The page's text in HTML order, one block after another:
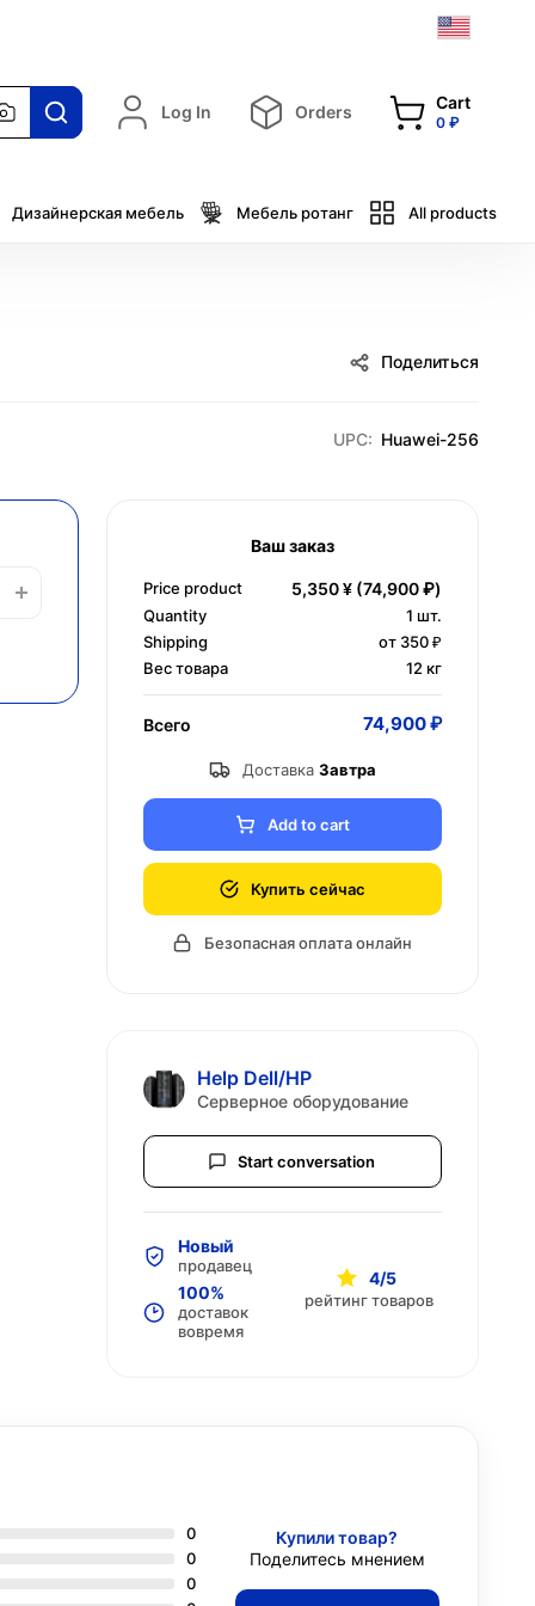
Log In Orders Cart
0 ₽
Дизайнерская мебель Мебель ротанг All products
Поделиться
UPC: Huawei-256
Ваш заказ
Price product 5,350 ¥ (74,900 ₽)
Quantity 1 шт.
Shipping
от 350 ₽
Вес товара
12 кг
Всего 74,900 ₽
Доставка Завтра
Add to cart
Купить сейчас
Безопасная оплата онлайн
Help Dell/HP
Серверное оборудование
Start conversation
Новый
продавец
100%
доставок
вовремя
4/5
рейтинг товаров
0
0
0
Купили товар?
Поделитесь мнением